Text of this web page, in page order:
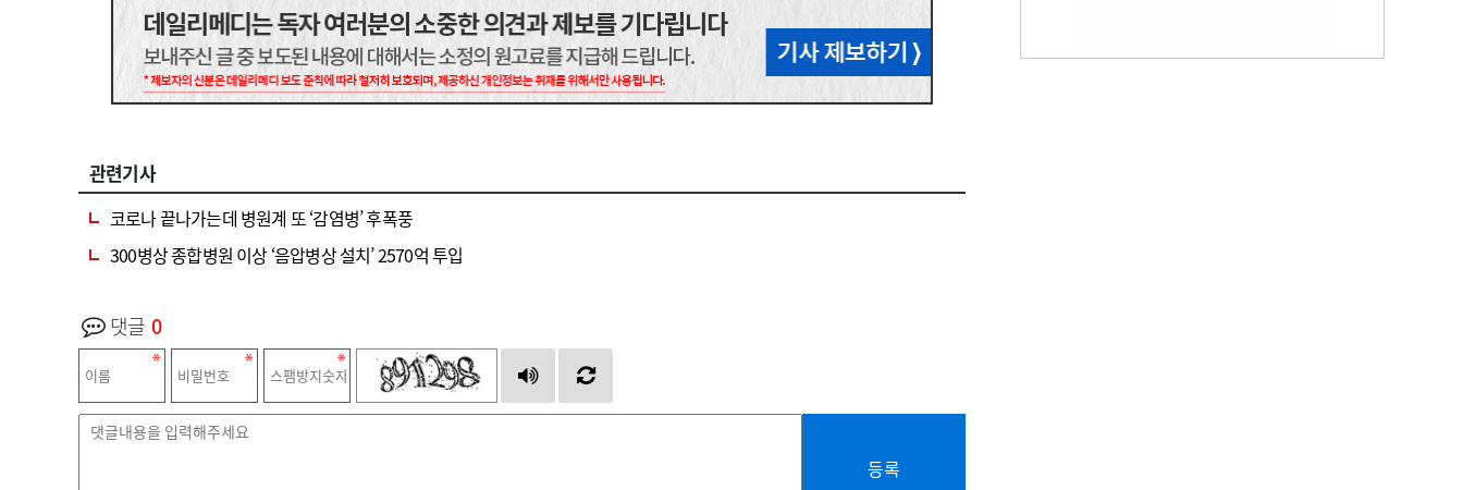
관련기사
코로나 끝나가는데 병원계 또 ‘감염병’ 후폭풍
300병상 종합병원 이상 ‘음압병상 설치’ 2570억 투입
댓글 0
등록